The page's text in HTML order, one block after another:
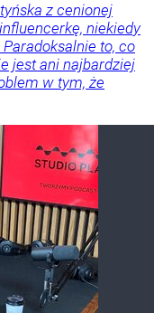
z cenionej
niekiedy
to, co
jest ani najbardziej
w tym, że